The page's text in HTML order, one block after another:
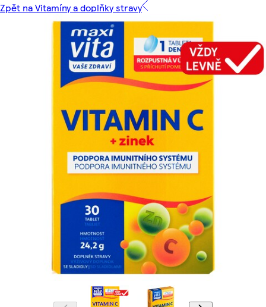
Zpět na Vitamíny a doplňky stravy